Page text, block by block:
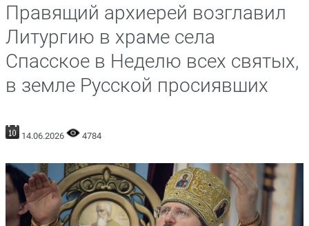
Правящий архиерей возглавил
Литургию в храме села
Спасское в Неделю всех святых,
в земле Русской просиявших
14.06.2026 4784